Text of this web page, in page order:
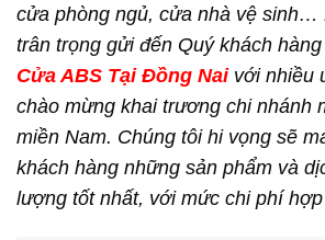
cửa phòng ngủ, cửa nhà vệ sinh…
trân trọng gửi đến Quý khách
Cửa ABS Tại Đồng Naivới nhiều
chào mừng khai trương chi nhánh
miền Nam. Chúng tôi hi vọng sẽ
khách hàng những sản phẩm và
lượng tốt nhất, với mức chi phí hợp